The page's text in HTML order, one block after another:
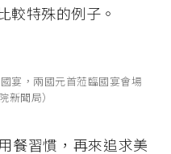
較特殊的例子。
宴，兩國元首蒞臨國宴會場
新聞局）
餐習慣，再來追求美